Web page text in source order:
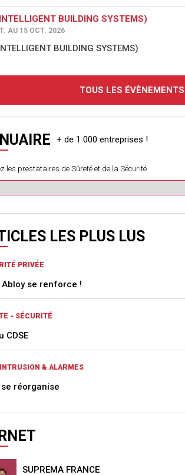
BUILDING SYSTEMS)
AU 15 OCT. 2026
BUILDING SYSTEMS)
TOUS LES ÉVÈNEMENTS
les prestataires de Sûreté et de la Sécurité
LES PLUS LUS
PRIVÉE
Abloy se renforce !
- SÉCURITÉ
CDSE
& ALARMES
réorganise
SUPREMA FRANCE